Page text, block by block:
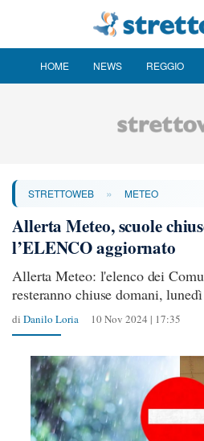
HOME NEWS REGGIO
STRETTOWEB » METEO
Allerta Meteo, scuole
l’ELENCO aggiornato
Allerta Meteo: l'elenco dei
resteranno chiuse domani,
di Danilo Loria 10 Nov 2024 | 17:35